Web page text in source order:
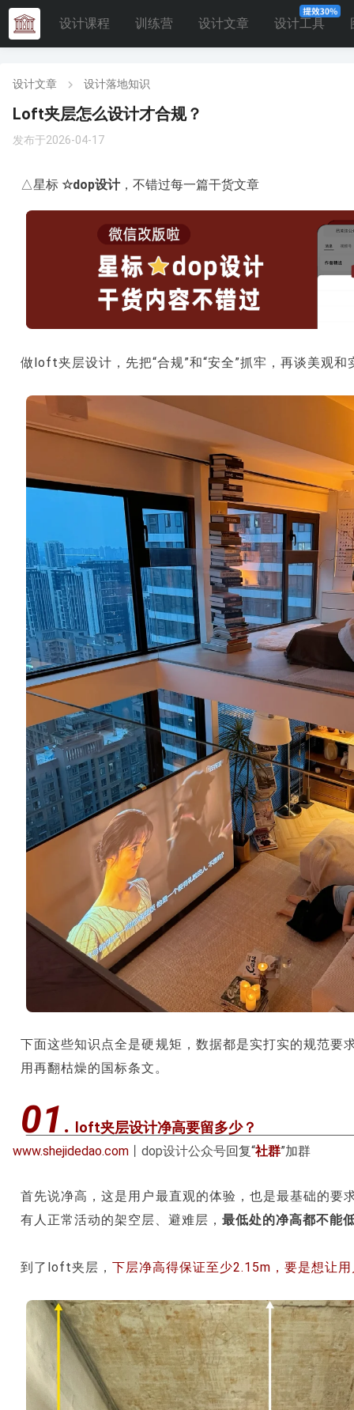
设计课程 训练营 设计文章 设计工具
设计文章 设计落地知识
Loft夹层怎么设计才合规？
发布于2026-04-17
△星标 ☆dop设计，不错过每一篇干货文章
做loft夹层设计，先把“合规”和“安全”抓牢，再谈美观和
下面这些知识点全是硬规矩，数据都是实打实的规范要
用再翻枯燥的国标条文。
01 . loft夹层设计净高要留多少？
www.shejidedao.com 丨dop设计公众号回复“社群”加群
首先说净高，这是用户最直观的体验，也是最基础的要
有人正常活动的架空层、避难层， 最低处的净高都不能
到了loft夹层， 下层净高得保证至少2.15m，要是想让